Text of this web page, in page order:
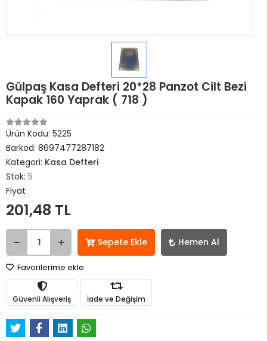
Gülpaş Kasa Defteri 20*28 Panzot Cilt Bezi
Kapak 160 Yaprak ( 718 )
Ürün Kodu: 5225
Barkod: 8697477287182
Kategori: Kasa Defteri
Stok: 5
Fiyat
201,48 TL
Sepete Ekle Hemen Al
Favorilerime ekle
Güvenli Alışveriş İade ve Değişim